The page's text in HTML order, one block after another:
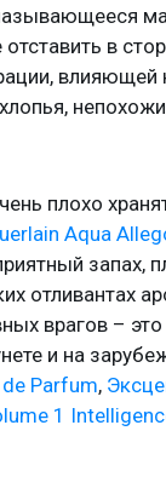
в
влияющей
плохо
Aqua
запах,
отливантах
врагов –
и на
de Parfum,
1